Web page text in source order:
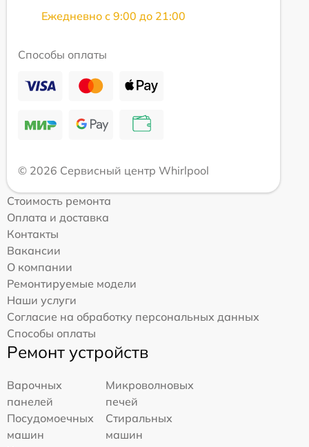
Ежедневно с 9:00 до 21:00
Способы оплаты
© 2026 Сервисный центр Whirlpool
Стоимость ремонта
Оплата и доставка
Контакты
Вакансии
О компании
Ремонтируемые модели
Наши услуги
Согласие на обработку персональных данных
Способы оплаты
Ремонт устройств
Варочных
панелей
Микроволновых
печей
Посудомоечных
машин
Стиральных
машин